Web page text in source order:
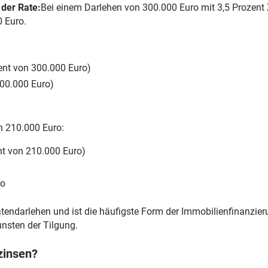
Rate:Bei einem Darlehen von 300.000 Euro mit 3,5
Euro.
von 300.000 Euro)
Euro)
210.000 Euro:
von 210.000 Euro)
und ist die häufigste Form der
der Tilgung.